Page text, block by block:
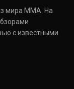
мира ММА. На
с известными